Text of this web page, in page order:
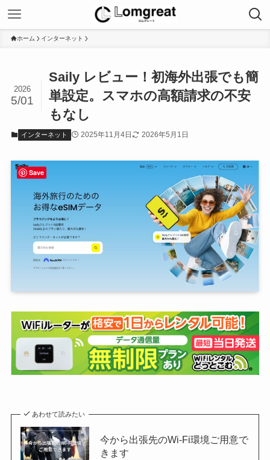
ホーム インターネット
Saily レビュー！初海外出張でも簡
単設定。スマホの高額請求の不安
もなし
2026
5/01
インターネット 2025年11月4日 2026年5月1日
あわせて読みたい
今から出張先のWi-Fi環境ご用意で
きます
Save